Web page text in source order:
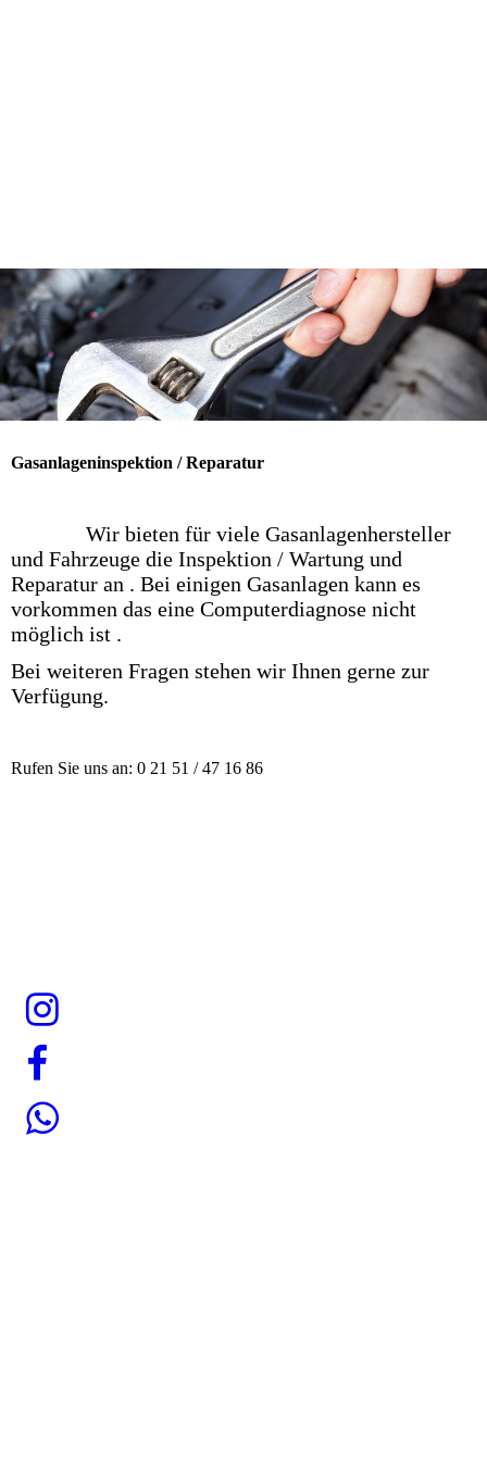
Gasanlageninspektion / Reparatur
Wir bieten für viele Gasanlagenhersteller
und Fahrzeuge die Inspektion / Wartung und
Reparatur an . Bei einigen Gasanlagen kann es
vorkommen das eine Computerdiagnose nicht
möglich ist .
Bei weiteren Fragen stehen wir Ihnen gerne zur
Verfügung.
Rufen Sie uns an: 0 21 51 / 47 16 86